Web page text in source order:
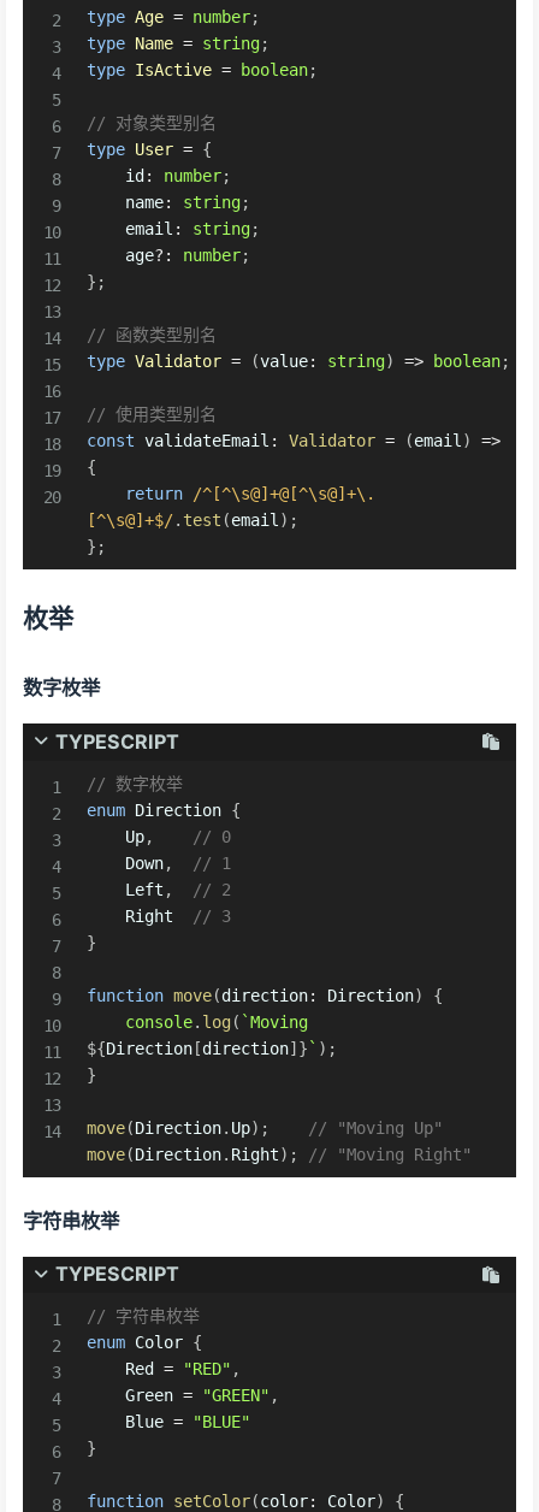
type Age = number;
type Name = string;
type IsActive = boolean;
// 对象类型别名
type User = {
    id
: number;
    name
: string;
    email
: string;
    age
? : number;
} ;
// 函数类型别名
type Validator = (value: string) => boolean;
// 使用类型别名
const validateEmail : Validator = (email)
=>
{
return /^[^\s@]+@[^\s@]+\.
[^\s@]+$/. test (email) ;
} ;
枚举
数字枚举
TYPESCRIPT
// 数字枚举
enum Direction {
    Up
,
// 0
    Down
,
// 1
    Left
,
// 2
    Right
// 3
}
function move(direction: Direction)
{
console. log ( `
${Direction[direction]}` ) ;
}
move(Direction. Up) ;
// "Moving Up"
move(Direction. Right) ; // "Moving Right"
字符串枚举
TYPESCRIPT
// 字符串枚举
enum Color {
    Red
= "RED" ,
    Green
= "GREEN" ,
    Blue
=
"BLUE"
}
function setColor(color: Color)
{